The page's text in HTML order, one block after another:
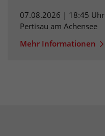
07.08.2026 | 18:45 Uhr
Pertisau am Achensee
Mehr Informationen